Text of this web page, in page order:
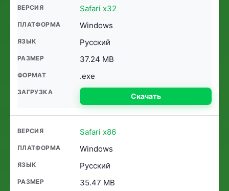
Safari x32
Windows
Русский
37.24 MB
.exe
Скачать
Safari x86
Windows
Русский
35.47 MB